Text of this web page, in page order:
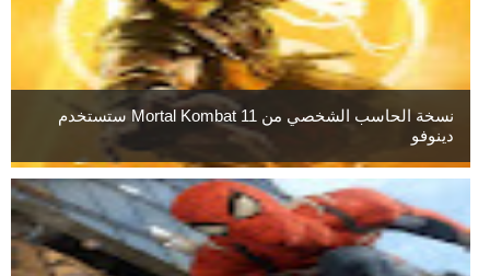
نسخة الحاسب الشخصي من Mortal Kombat 11 ستستخدم
دينوفو